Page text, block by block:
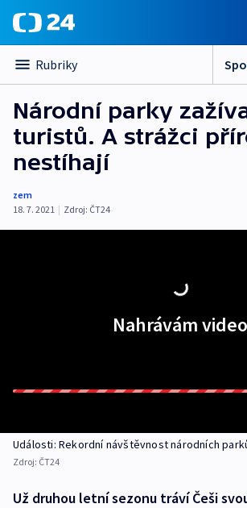
Rubriky
Národní parky
turistů. A strážci
nestíhají
zem
18. 7. 2021 | Zdroj: ČT24
Nahrávám video
Události: Rekordní návštěvnost národních
Zdroj: ČT24
Už druhou letní sezonu tráví Češi